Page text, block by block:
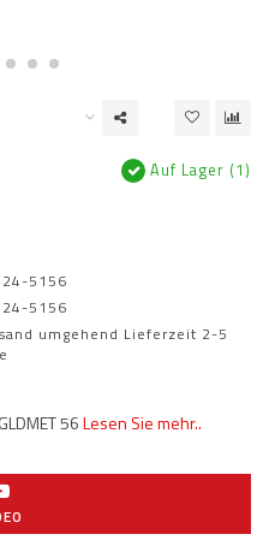
Auf Lager (1)
5156
5156
umgehend Lieferzeit 2-5
56Lesen Sie mehr..